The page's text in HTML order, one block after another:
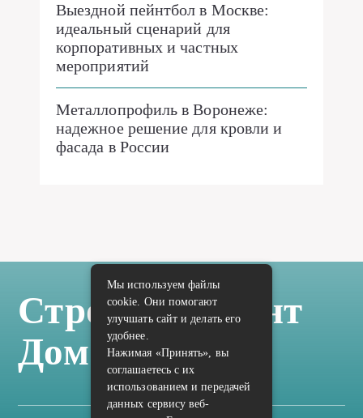
Выездной пейнтбол в Москве:
идеальный сценарий для
корпоративных и частных
мероприятий
Металлопрофиль в Воронеже:
надежное решение для кровли и
фасада в России
Стройка Ремонт
Дом Отделка
Мы используем файлы
cookie. Они помогают
улучшать сайт и делать его
удобнее.
Нажимая «Принять», вы
соглашаетесь с их
использованием и передачей
данных сервису веб-